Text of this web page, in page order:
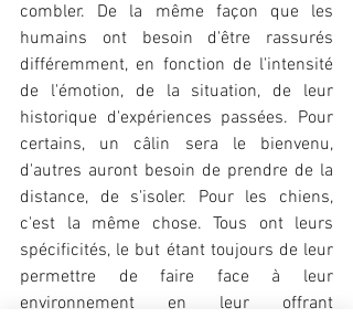
combler. De la même façon que les
humains ont besoin d'être rassurés
différemment, en fonction de l'intensité
de l'émotion, de la situation, de leur
historique d'expériences passées. Pour
certains, un câlin sera le bienvenu,
d'autres auront besoin de prendre de la
distance, de s'isoler. Pour les chiens,
c'est la même chose. Tous ont leurs
spécificités, le but étant toujours de leur
permettre de faire face à leur
environnement en leur offrant